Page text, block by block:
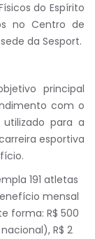
do Espírito
no Centro de
da Sesport.
principal
com o
para a
esportiva
191 atletas
mensal
forma: R$ 500
R$ 2